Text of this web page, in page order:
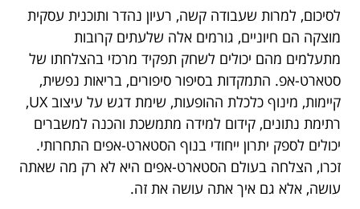
לסיכום, למרות שעבודה קשה, רעיון נהדר ותוכנית עסקית
מוצקה הם חיוניים, גורמים אלה שלעתים קרובות
מתעלמים מהם יכולים לשחק תפקיד מרכזי בהצלחתו של
סטארט-אפ. התמקדות בסיפור סיפורים, בריאות נפשית,
קיימות, מינוף כלכלת ההופעות, שימת דגש על עיצוב UX,
רתימת נתונים, קידום למידה מתמשכת והכנה למשברים
יכולים לספק יתרון ייחודי בנוף הסטארט-אפים התחרותי.
זכרו, הצלחה בעולם הסטארט-אפים היא לא רק מה שאתה
עושה, אלא גם איך אתה עושה את זה.